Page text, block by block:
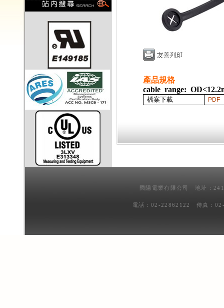
產品規格
cable range:
檔案下載 PDF
國陽電業有限公司 地址：
電話：02-22862122 傳真：